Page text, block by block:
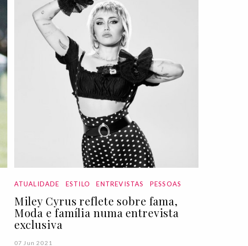
ATUALIDADE ESTILO ENTREVISTAS PESSOAS
Miley Cyrus reflete sobre fama,
Moda e família numa entrevista
exclusiva
07 Jun 2021